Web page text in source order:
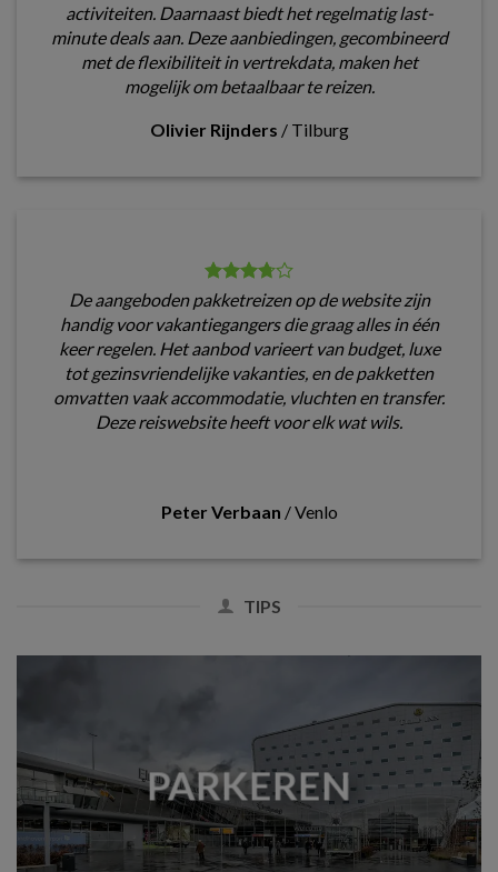
activiteiten. Daarnaast biedt het regelmatig last-
minute deals aan. Deze aanbiedingen, gecombineerd
met de flexibiliteit in vertrekdata, maken het
mogelijk om betaalbaar te reizen.
Olivier Rijnders / Tilburg
De aangeboden pakketreizen op de website zijn
handig voor vakantiegangers die graag alles in één
keer regelen. Het aanbod varieert van budget, luxe
tot gezinsvriendelijke vakanties, en de pakketten
omvatten vaak accommodatie, vluchten en transfer.
Deze reiswebsite heeft voor elk wat wils.
Peter Verbaan /Venlo
TIPS
PARKEREN